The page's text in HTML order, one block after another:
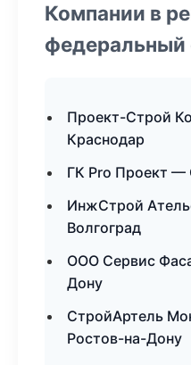
Компании в
федеральный
Проект-Строй
Краснодар
ГК Pro Проект
ИнжСтрой
Волгоград
ООО Сервис
Дону
СтройАртель
Ростов-на-Дону